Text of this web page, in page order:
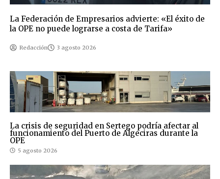
La Federación de Empresarios advierte: «El éxito de
la OPE no puede lograrse a costa de Tarifa»
Redacción 3 agosto 2026
La crisis de seguridad en Sertego podría afectar al
funcionamiento del Puerto de Algeciras durante la
OPE
5 agosto 2026